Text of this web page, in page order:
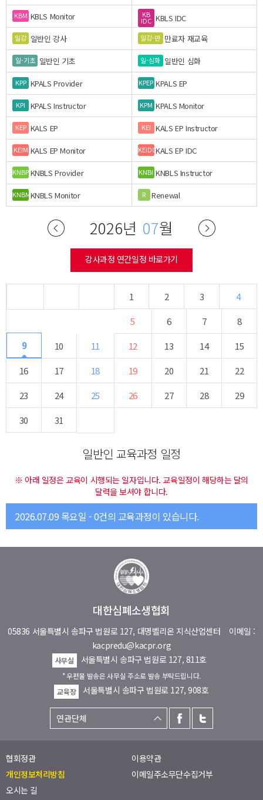
KBM KBLS Monitor KB
IDC KBLS IDC
일강 일반인 강사 일강-만 만료자 재교육
일-기초 일반인 기초 일-심화 일반인 심화
KPP KPALS Provider KPEP KPALS EP
KPI KPALS Instructor KPM KPALS Monitor
KEP KALS EP KEI KALS EP Instructor
KEIM KALS EP Monitor KEIDCKALS EP IDC
KNBPKNBLS Provider KNBI KNBLS Instructor
KNBMKNBLS Monitor R Renewal
2026년 07월
강사과정 연간일정 바로가기
1 2 3
4
5
6 7
8
9
10 11 12 13 14
15
16
17 18 19 20 21
22
23
24 25 26 27 28
29
30
31
일반인 교육과정 일정
※ 아래 일정은 교육이 시행되는 일자입니다. 교육일정이 해당하는 달의
달력을 보셔야 합니다.
2026.07.09 목요일 - 0건의 교육과정이 있습니다.
대한심폐소생협회
05836 서울특별시 송파구 법원로 127, 대명벨리온 지식산업센터 이메일 :
kacpredu@kacpr.org
사무실 서울특별시 송파구 법원로 127, 811호
* 우편물 발송은 사무실 주소로 발송 부탁드립니다.
교육장
서울특별시 송파구 법원로 127, 908호
협회정관
이용약관
개인정보처리방침
이메일주소무단수집거부
오시는 길